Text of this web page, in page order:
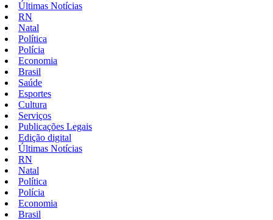
Últimas Notícias
RN
Natal
Política
Polícia
Economia
Brasil
Saúde
Esportes
Cultura
Serviços
Publicações Legais
Edição digital
Últimas Notícias
RN
Natal
Política
Polícia
Economia
Brasil